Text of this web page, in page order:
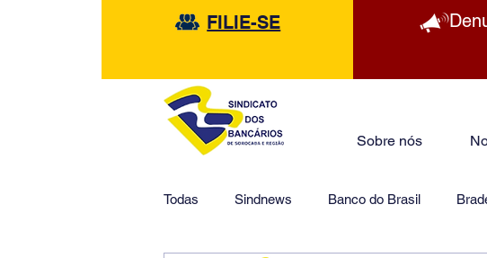
FILIE-SE
Sobre nós
Todas Sindnews Banco do Brasil